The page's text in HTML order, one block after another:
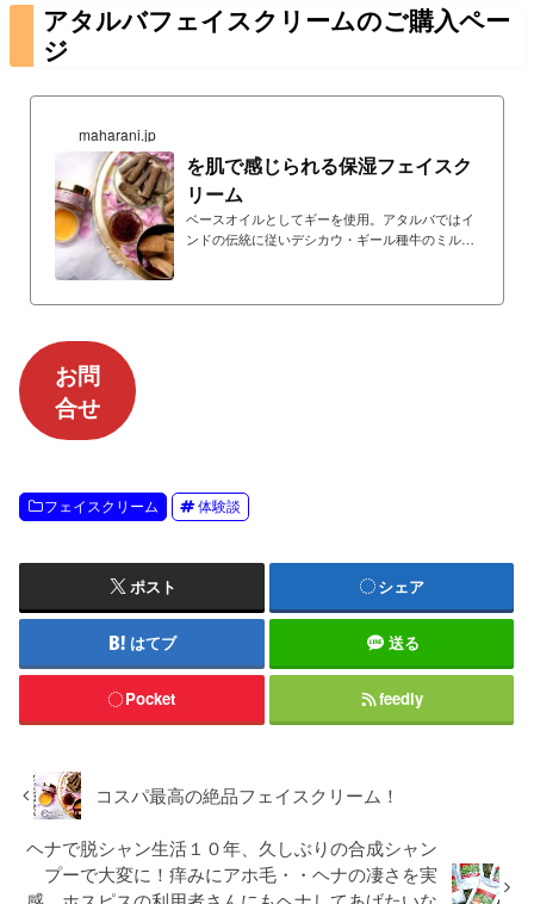
アタルバフェイスクリームのご購入ペー
ジ
maharani.jp
を肌で感じられる保湿フェイスク
リーム
ベースオイルとしてギーを使用。アタルバではイ
ンドの伝統に従いデシカウ・ギール種牛のミルク
（インドローズ）精油を配合しているためミルク
お問
合せ
フェイスクリーム 体験談
ポスト シェア
はてブ 送る
Pocket feedly
コスパ最高の絶品フェイスクリーム！
ヘナで脱シャン生活１０年、久しぶりの合成シャン
プーで大変に！痒みにアホ毛・・ヘナの凄さを実